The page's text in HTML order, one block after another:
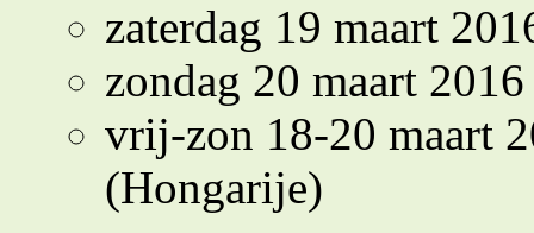
zaterdag 19 maart
zondag 20 maart
vrij-zon 18-20 maart
(Hongarije)